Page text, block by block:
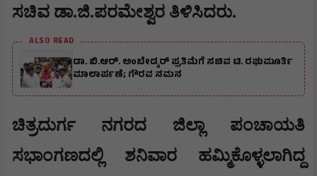
ಸಚಿವ ಡಾ.ಜಿ.ಪರಮೇಶ್ವರ ತಿಳಿಸಿದರು.
ALSO READ
ಡಾ. ಬಿ.ಆರ್. ಅಂಬೇಡ್ಕರ್ ಪ್ರತಿಮೆಗೆ ಸಚಿವ ಟಿ. ರಘುಮೂರ್ತಿ
ಮಾಲಾರ್ಪಣೆ; ಗೌರವ ನಮನ
ಚಿತ್ರದುರ್ಗ ನಗರದ ಜಿಲ್ಲಾ ಪಂಚಾಯತಿ
ಸಭಾಂಗಣದಲ್ಲಿ ಶನಿವಾರ ಹಮ್ಮಿಕೊಳ್ಳಲಾಗಿದ್ದ